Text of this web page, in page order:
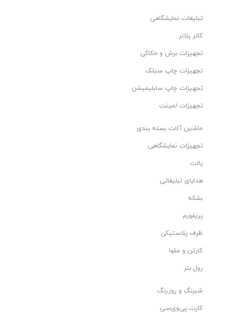
تبلیغات نمایشگاهی
کاتر پلاتر
تجهیزات برش و حکاکی
تجهیزات چاپ سیلک
تجهیزات چاپ سابلیمیشن
تجهیزات لمینت
ماشین آلات بسته بندی
تجهیزات نمایشگاهی
پالت
هدایای تبلیغاتی
بشکه
پریفورم
ظرف پلاستیکی
کارتن و مقوا
رول بنر
شبرنگ و روزرنگ
کارت پی‌وی‌سی